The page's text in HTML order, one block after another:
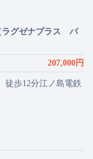
ラグゼナプラス パ
207,000円
歩12分江ノ島電鉄